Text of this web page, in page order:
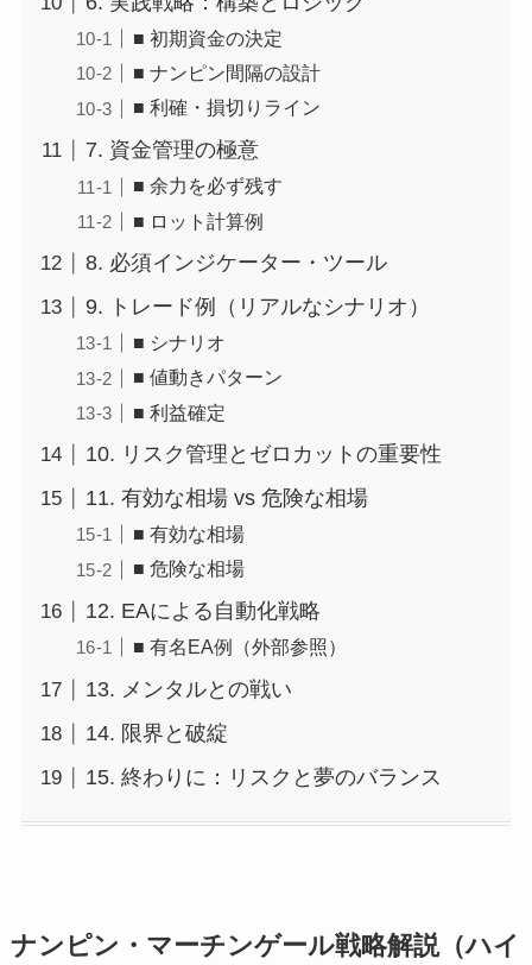
■ 初期資金の決定
■ ナンピン間隔の設計
■ 利確・損切りライン
7. 資金管理の極意
■ 余力を必ず残す
■ ロット計算例
8. 必須インジケーター・ツール
9. トレード例（リアルなシナリオ）
■ シナリオ
■ 値動きパターン
■ 利益確定
10. リスク管理とゼロカットの重要性
11. 有効な相場 vs 危険な相場
■ 有効な相場
■ 危険な相場
12. EAによる自動化戦略
■ 有名EA例（外部参照）
13. メンタルとの戦い
14. 限界と破綻
15. 終わりに：リスクと夢のバランス
ナンピン・マーチンゲール戦略解説（ハイ